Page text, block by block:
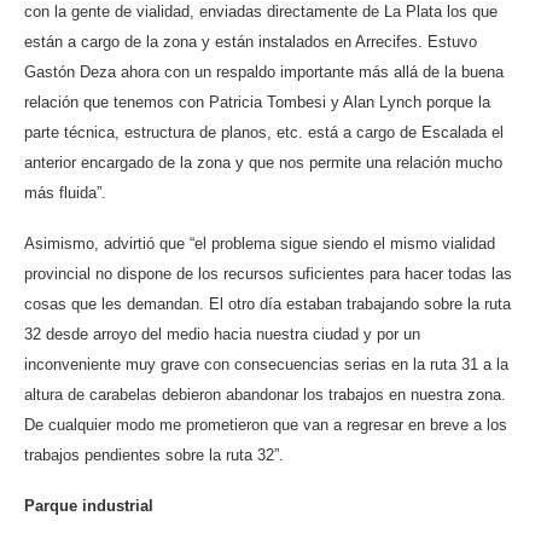
con la gente de vialidad, enviadas directamente de La Plata los que
están a cargo de la zona y están instalados en Arrecifes. Estuvo
Gastón Deza ahora con un respaldo importante más allá de la buena
relación que tenemos con Patricia Tombesi y Alan Lynch porque la
parte técnica, estructura de planos, etc. está a cargo de Escalada el
anterior encargado de la zona y que nos permite una relación mucho
más fluida”.
Asimismo, advirtió que “el problema sigue siendo el mismo vialidad
provincial no dispone de los recursos suficientes para hacer todas las
cosas que les demandan. El otro día estaban trabajando sobre la ruta
32 desde arroyo del medio hacia nuestra ciudad y por un
inconveniente muy grave con consecuencias serias en la ruta 31 a la
altura de carabelas debieron abandonar los trabajos en nuestra zona.
De cualquier modo me prometieron que van a regresar en breve a los
trabajos pendientes sobre la ruta 32”.
Parque industrial